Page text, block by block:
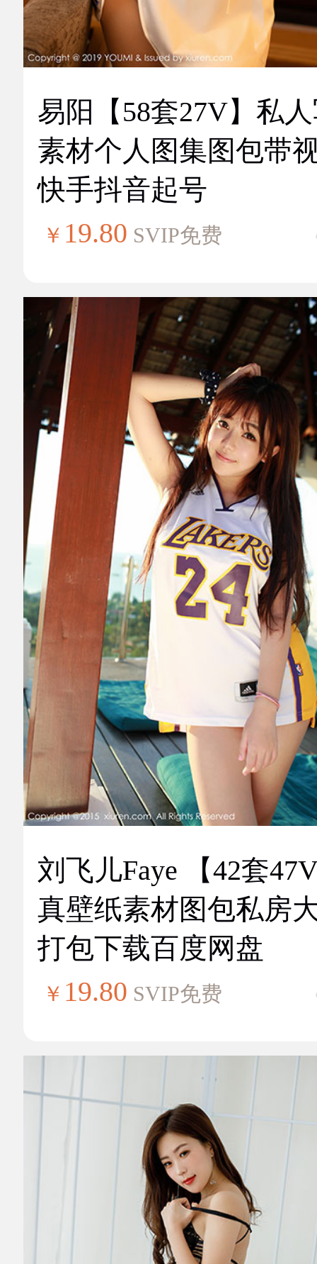
易阳【58套27V】私
素材个人图集图包带
快手抖音起号
￥ 19.80 SVIP免费
刘飞儿Faye 【42套
真壁纸素材图包私房
打包下载百度网盘
￥ 19.80 SVIP免费